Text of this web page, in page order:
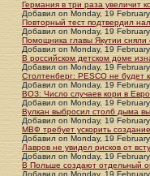
Германия в три раза увеличит
Добавил on Monday, 19
Повторный тест подтвердил
Добавил on Monday, 19
Помощника главы Якутии
Добавил on Monday, 19
В российском детском доме
Добавил on Monday, 19
Столтенберг: PESCO не будет
Добавил on Monday, 19
ВОЗ: Число случаев кори в
Добавил on Monday, 19
Вулкан выбросил столб дыма
Добавил on Monday, 19
МВФ требует ускорить
Добавил on Monday, 19
Лавров не увидел рисков от
Добавил on Monday, 19
В Польше создают отдельный
Добавил on Monday, 19